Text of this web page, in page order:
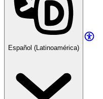
Español (Latinoamérica)